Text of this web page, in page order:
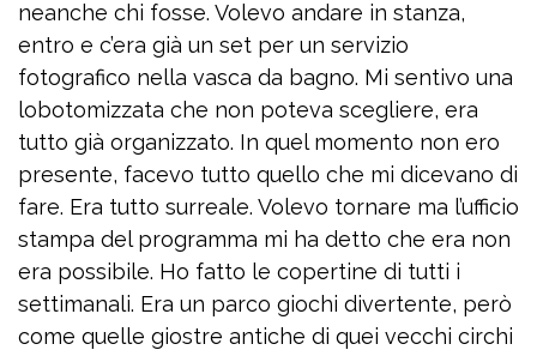
neanche chi fosse. Volevo andare in stanza,
entro e c’era già un set per un servizio
fotografico nella vasca da bagno. Mi sentivo una
lobotomizzata che non poteva scegliere, era
tutto già organizzato. In quel momento non ero
presente, facevo tutto quello che mi dicevano di
fare. Era tutto surreale. Volevo tornare ma l’ufficio
stampa del programma mi ha detto che era non
era possibile. Ho fatto le copertine di tutti i
settimanali. Era un parco giochi divertente, però
come quelle giostre antiche di quei vecchi circhi